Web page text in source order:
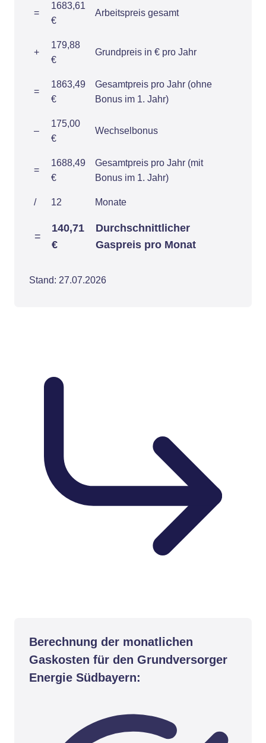
=
1683,61
€
Arbeitspreis gesamt
+
179,88
€
Grundpreis in € pro Jahr
=
1863,49
€
Gesamtpreis pro Jahr (ohne
Bonus im 1. Jahr)
–
175,00
€
Wechselbonus
=
1688,49
€
Gesamtpreis pro Jahr (mit
Bonus im 1. Jahr)
/ 12 Monate
=
140,71
€
Durchschnittlicher
Gaspreis pro Monat
Stand: 27.07.2026
Berechnung der monatlichen
Gaskosten für den Grundversorger
Energie Südbayern: